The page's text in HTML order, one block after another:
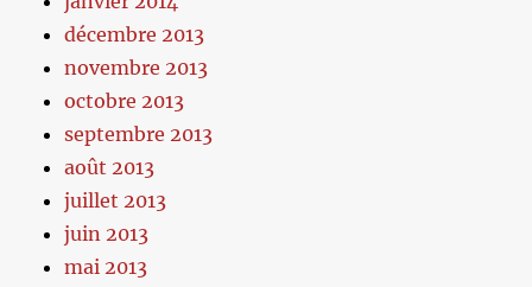
décembre 2013
novembre 2013
octobre 2013
septembre 2013
août 2013
juillet 2013
juin 2013
mai 2013